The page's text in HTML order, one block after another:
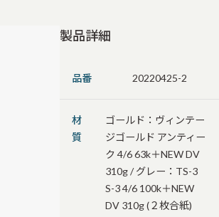
製品詳細
品番 20220425-2
材
質
ゴールド：ヴィンテー
ジゴールド アンティー
ク 4/6 63k＋NEW DV
310g / グレー：TS-3
S-3 4/6 100k＋NEW
DV 310g (２枚合紙)